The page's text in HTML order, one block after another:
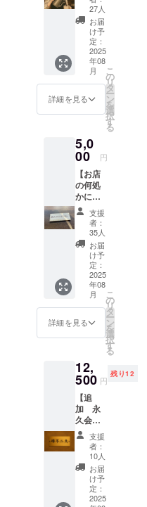
んでい
ただく
ことが
できま
す。
※2,500
円で苦
悩し続
ける峰
きま
す。
てお店
に置く
権利を
手に入
れるこ
とが出
来ま
す！ 住
所：東
２丁目
２２−６
キャニ
オンプ
ラザ大
須賀
B104 ※
有効期
限2025
年12月
茶）お
菓子
セッ
ト】 喫
茶峰。
それは
高円寺
純情商
店街の
片隅に
時々
ンする
きまぐ
れな喫
茶
店…。
ご来店
時、死
んだ目
をした
店主が
あなた
のため
に一杯
ずつ丁
寧にス
ペシャ
ルティ
ご提
供。米
粉のカ
ヌレと
共にお
召し上
がりく
ださ
い。 住
所：東
京都杉
並区高
円寺北
27人
お届
け予
定：
2025
年08
月
詳細を見る
こ
の
リ
タ
ー
ン
を
選
択
す
る
5,0
00 円
【お店
の何処
かにあ
なたの
お名前
を貼り
ます】
2.5cm×
5cm程
度のプ
レート
を予
定。今
回を逃
したら
もう二
店にお
名前を
貼る
チャン
スはあ
りませ
ん（前
回のク
オリ
ティと
若干異
なりま
す。公
支援
者：
35人
お届
け予
定：
2025
年08
月
詳細を見る
こ
の
リ
タ
ー
ン
を
選
択
す
る
12,
500 円
残り12
【追
加 永
久会員
権】 ※
これ頼
みた
かっ
たー！
という
お声が
支援
者：
10人
お届
け予
定：
2025